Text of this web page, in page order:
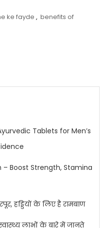
ke fayde , benefits of
Tablets for Men’s
– Boost Strength, Stamina
हड्डियों के लिए है रामबाण
लाभों के बारे में जानते